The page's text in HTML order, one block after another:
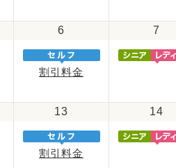
6
割引料金
7
13
割引料金
14